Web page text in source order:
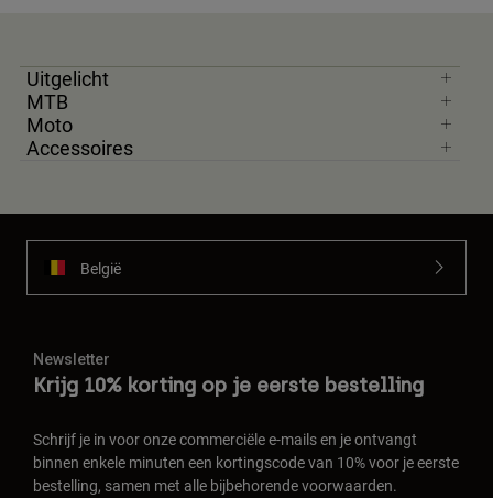
Uitgelicht
MTB
Moto
Accessoires
België
Newsletter
Krijg 10% korting op je eerste bestelling
Schrijf je in voor onze commerciële e-mails en je ontvangt
binnen enkele minuten een kortingscode van 10% voor je eerste
bestelling, samen met alle bijbehorende voorwaarden.